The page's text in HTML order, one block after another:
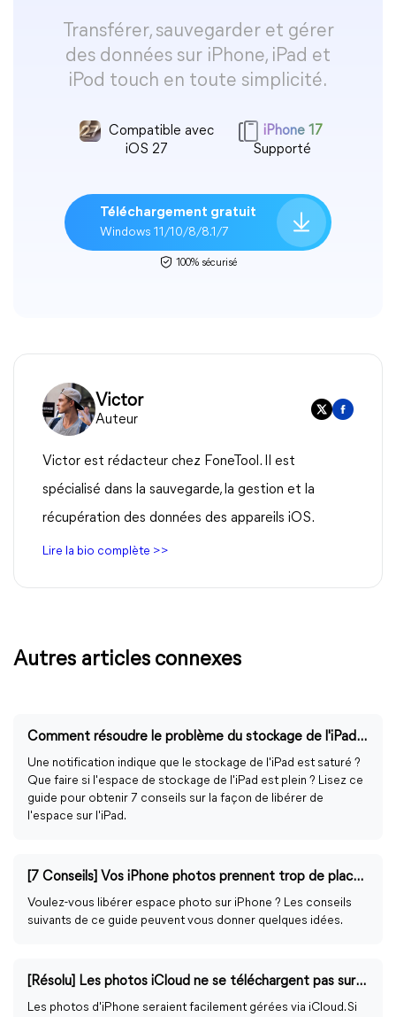
Transférer, sauvegarder et gérer
des données sur iPhone, iPad et
iPod touch en toute simplicité.
Compatible avec
iOS 27
iPhone 17
Supporté
Téléchargement gratuit
Windows 11/10/8/8.1/7
100% sécurisé
Victor
Auteur
Victor est rédacteur chez FoneTool. Il est
spécialisé dans la sauvegarde, la gestion et la
récupération des données des appareils iOS.
Lire la bio complète >>
Autres articles connexes
Comment résoudre le problème du stockage de l'iPad saturé
Une notification indique que le stockage de l'iPad est saturé ?
Que faire si l'espace de stockage de l'iPad est plein ? Lisez ce
guide pour obtenir 7 conseils sur la façon de libérer de
l'espace sur l'iPad.
[7 Conseils] Vos iPhone photos prennent trop de place ?
Voulez-vous libérer espace photo sur iPhone ? Les conseils
suivants de ce guide peuvent vous donner quelques idées.
[Résolu] Les photos iCloud ne se téléchargent pas sur iPhone/iPad/PC
Les photos d'iPhone seraient facilement gérées via iCloud. Si